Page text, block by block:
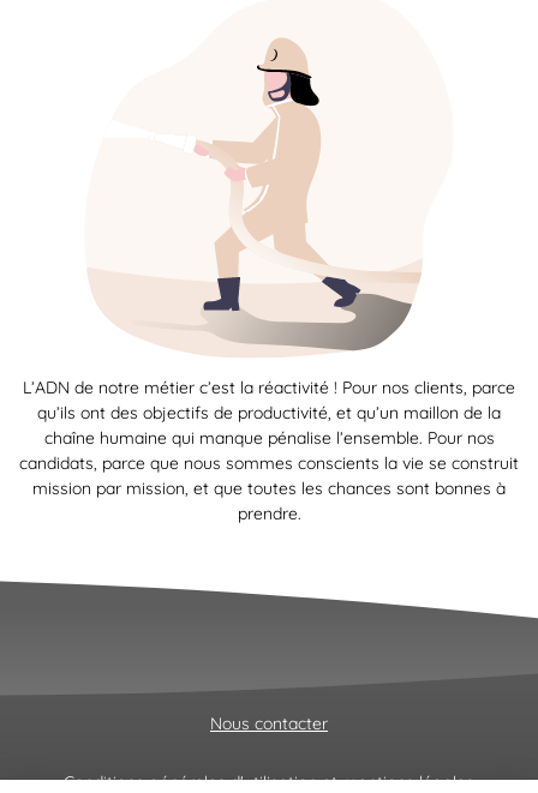
L’ADN de notre métier c’est la réactivité ! Pour nos clients, parce
qu’ils ont des objectifs de productivité, et qu’un maillon de la
chaîne humaine qui manque pénalise l’ensemble. Pour nos
candidats, parce que nous sommes conscients la vie se construit
mission par mission, et que toutes les chances sont bonnes à
prendre.
Nous contacter
Conditions générales d'utilisation et mentions légales